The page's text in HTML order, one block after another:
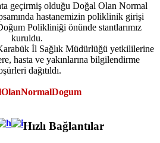
geçirmiş olduğu Doğal Olan Normal
hastanemizin poliklinik girişi
Polikliniği önünde stantlarımız
kuruldu.
İl Sağlık Müdürlüğü yetkililerine
hasta ve yakınlarına bilgilendirme
dağıtıldı.
Hızlı Bağlantılar